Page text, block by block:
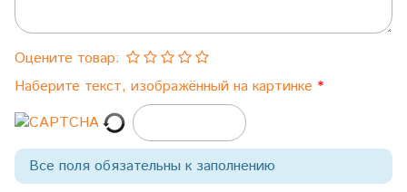
Оцените товар:
Наберите текст, изображённый на картинке
Все поля обязательны к заполнению